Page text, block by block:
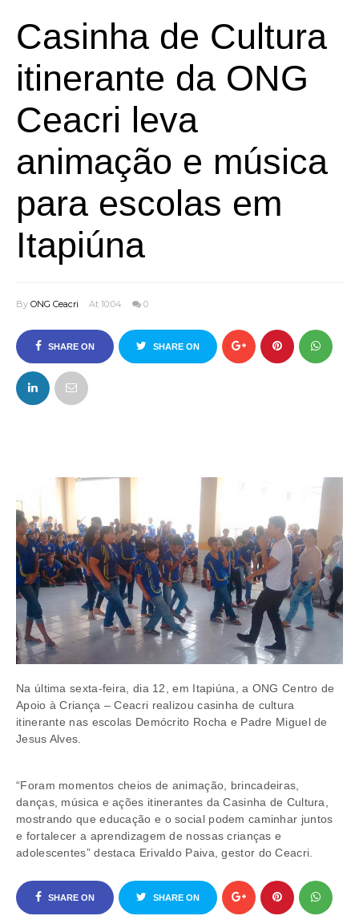
Casinha de Cultura
itinerante da ONG
Ceacri leva
animação e música
para escolas em
Itapiúna
By ONG Ceacri At 10:04 0
SHARE ON
FACEBOOK
SHARE ON
Na última sexta-feira, dia 12, em Itapiúna, a ONG Centro de
Apoio à Criança – Ceacri realizou casinha de cultura
itinerante nas escolas Demócrito Rocha e Padre Miguel de
Jesus Alves.
“Foram momentos cheios de animação, brincadeiras,
danças, música e ações itinerantes da Casinha de Cultura,
mostrando que educação e o social podem caminhar juntos
e fortalecer a aprendizagem de nossas crianças e
adolescentes” destaca Erivaldo Paiva, gestor do Ceacri.
SHARE ON SHARE ON